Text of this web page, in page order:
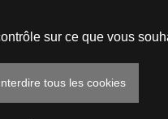
sur ce que vous
tous les cookies